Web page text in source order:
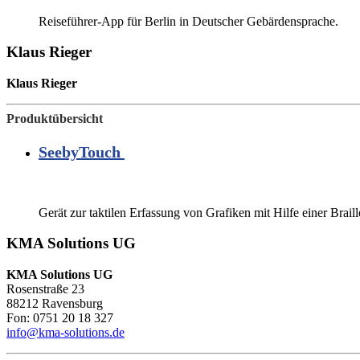
Reiseführer-App für Berlin in Deutscher Gebärdensprache.
Klaus Rieger
Klaus Rieger
Produktübersicht
SeebyTouch
Gerät zur taktilen Erfassung von Grafiken mit Hilfe einer
KMA Solutions UG
KMA Solutions UG
Rosenstraße 23
88212 Ravensburg
Fon: 0751 20 18 327
info@kma-solutions.de